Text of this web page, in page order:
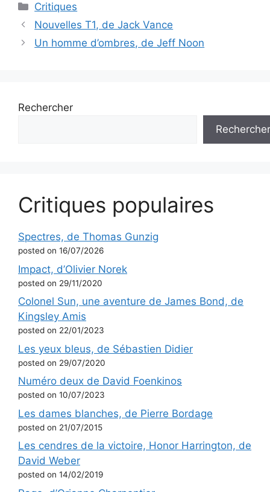
Critiques
Nouvelles T1, de Jack Vance
Un homme d’ombres, de Jeff Noon
Rechercher
Rechercher
Critiques populaires
Spectres, de Thomas Gunzig
posted on 16/07/2026
Impact, d’Olivier Norek
posted on 29/11/2020
Colonel Sun, une aventure de James Bond, de
Kingsley Amis
posted on 22/01/2023
Les yeux bleus, de Sébastien Didier
posted on 29/07/2020
Numéro deux de David Foenkinos
posted on 10/07/2023
Les dames blanches, de Pierre Bordage
posted on 21/07/2015
Les cendres de la victoire, Honor Harrington, de
David Weber
posted on 14/02/2019